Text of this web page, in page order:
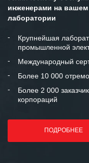
и
инженерами на
лаборатории
Крупнейшая
промышленной
Международный
Более 10 000
Более 2 000
корпораций
ПОДРОБНЕЕ